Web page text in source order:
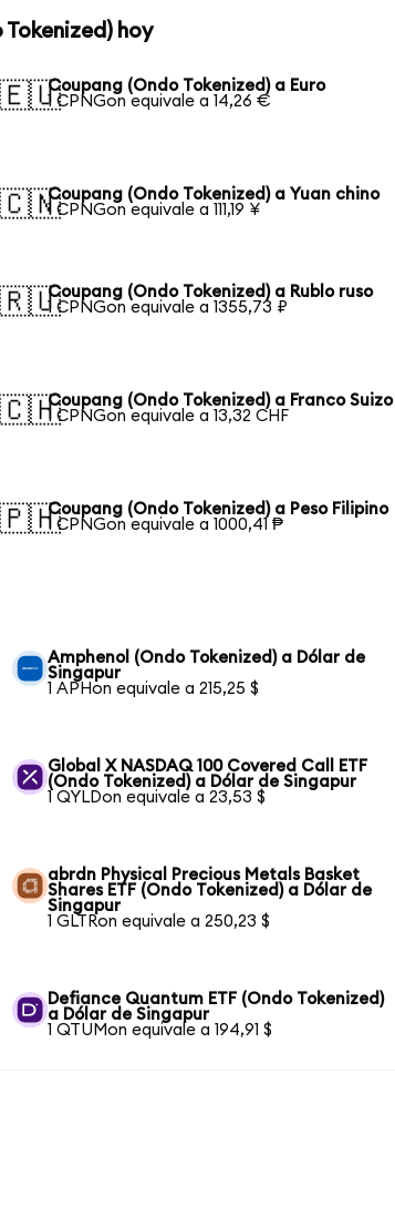
hoy
🇪🇺Coupang (Ondo Tokenized) a Euro
1 CPNGon equivale a 14,26 €
🇨🇳Coupang (Ondo Tokenized) a Yuan chino
1 CPNGon equivale a 111,19 ¥
🇷🇺Coupang (Ondo Tokenized) a Rublo ruso
1 CPNGon equivale a 1355,73 ₽
🇨🇭Coupang (Ondo Tokenized) a Franco Suizo
1 CPNGon equivale a 13,32 CHF
🇵🇭Coupang (Ondo Tokenized) a Peso Filipino
1 CPNGon equivale a 1000,41 ₱
Amphenol (Ondo Tokenized) a Dólar de
Singapur
1 APHon equivale a 215,25 $
Global X NASDAQ 100 Covered Call ETF
(Ondo Tokenized) a Dólar de Singapur
1 QYLDon equivale a 23,53 $
abrdn Physical Precious Metals Basket
Shares ETF (Ondo Tokenized) a Dólar de
Singapur
1 GLTRon equivale a 250,23 $
Defiance Quantum ETF (Ondo Tokenized)
a Dólar de Singapur
1 QTUMon equivale a 194,91 $